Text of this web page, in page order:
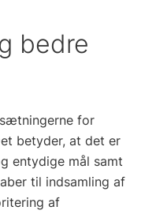
bedre
for
betyder, at det er
entydige mål samt
til indsamling af
af